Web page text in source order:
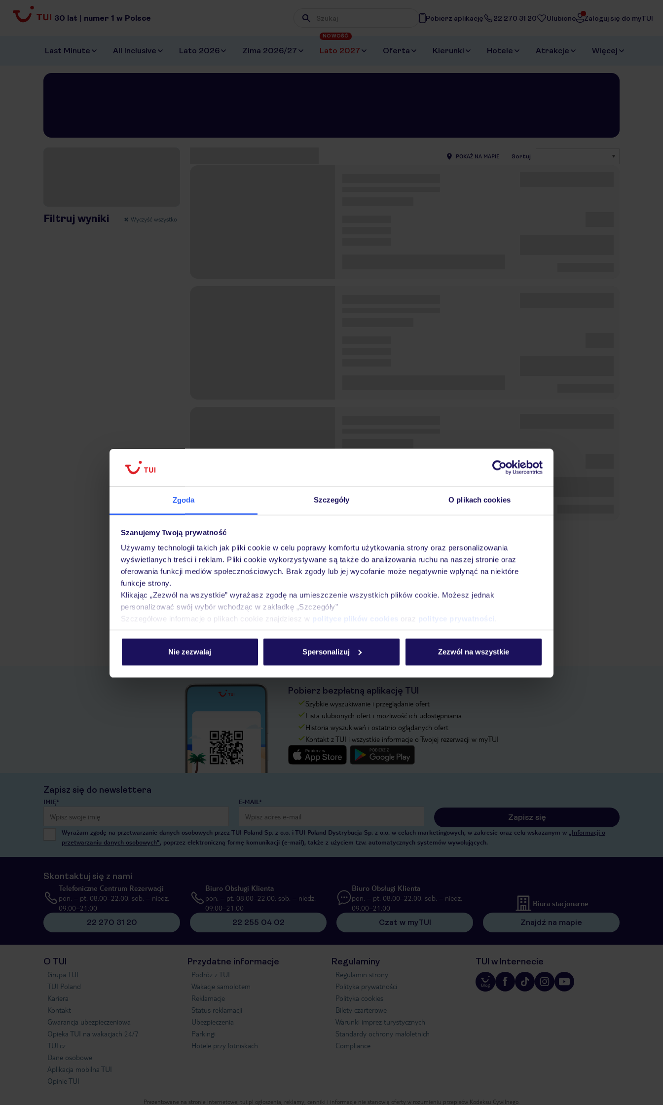
Zgoda Szczegóły O plikach cookies
Szanujemy Twoją prywatność
Używamy technologii takich jak pliki cookie w celu poprawy komfortu użytkowania strony oraz personalizowania
wyświetlanych treści i reklam. Pliki cookie wykorzystywane są także do analizowania ruchu na naszej stronie oraz
oferowania funkcji mediów społecznościowych. Brak zgody lub jej wycofanie może negatywnie wpłynąć na niektóre
funkcje strony.
Klikając „Zezwól na wszystkie” wyrażasz zgodę na umieszczenie wszystkich plików cookie. Możesz jednak
personalizować swój wybór wchodząc w zakładkę „Szczegóły”
Szczegółowe informacje o plikach cookie znajdziesz w polityce plików cookies oraz polityce prywatności
Nie zezwalaj Spersonalizuj Zezwól na wszystkie
30 lat | numer 1 w Polsce Wpisz frazę, której szukasz
Pobierz aplikację 22 270 31 20 Ulubione Zaloguj się do myTUI
Last Minute All Inclusive Lato 2026 Zima 2026/27 Lato 2027
NOWOŚĆ
Oferta Kierunki Hotele Atrakcje Więcej
Filtruj wyniki Wyczyść wszystko
POKAŻ NA MAPIE Sortuj
Pobierz bezpłatną aplikację TUI
Szybkie wyszukiwanie i przeglądanie ofert
Lista ulubionych ofert i możliwość ich udostępniania
Historia wyszukiwań i ostatnio oglądanych ofert
Kontakt z TUI i wszystkie informacje o Twojej rezerwacji w myTUI
Zapisz się do newslettera
IMIĘ* E-MAIL*
Zapisz się
Wyrażam zgodę na przetwarzanie danych osobowych przez TUI Poland Sp. z o.o. i TUI Poland Dystrybucja Sp. z o.o. w celach marketingowych, w zakresie oraz celu wskazanym w „Informacji o
przetwarzaniu danych osobowych”, poprzez elektroniczną formę komunikacji (e-mail), także z użyciem tzw. automatycznych systemów wywołujących.
Skontaktuj się z nami
Telefoniczne Centrum Rezerwacji
pon. – pt. 08:00–22:00, sob. – niedz.
09:00–21:00
22 270 31 20
Biuro Obsługi Klienta
pon. – pt. 08:00–22:00, sob. – niedz.
09:00–21:00
22 255 04 02
Biuro Obsługi Klienta
pon. – pt. 08:00–22:00, sob. – niedz.
09:00–21:00
Czat w myTUI
Biura stacjonarne
Znajdź na mapie
O TUI
Grupa TUI
TUI Poland
Kariera
Kontakt
Gwarancja ubezpieczeniowa
Opieka TUI na wakacjach 24/7
TUI.cz
Dane osobowe
Aplikacja mobilna TUI
Opinie TUI
Przydatne informacje
Podróż z TUI
Wakacje samolotem
Reklamacje
Status reklamacji
Ubezpieczenia
Parkingi
Hotele przy lotniskach
Regulaminy
Regulamin strony
Polityka prywatności
Polityka cookies
Bilety czarterowe
Warunki imprez turystycznych
Standardy ochrony małoletnich
Compliance
TUI w Internecie
Prezentowane na stronie internetowej tui.pl ogłoszenia, reklamy, cenniki i informacje nie stanowią oferty w rozumieniu przepisów Kodeksu Cywilnego.